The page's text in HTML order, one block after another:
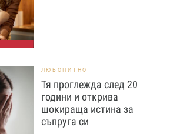
ЛЮБОПИТНО
Тя проглежда след 20
години и открива
шокираща истина за
съпруга си